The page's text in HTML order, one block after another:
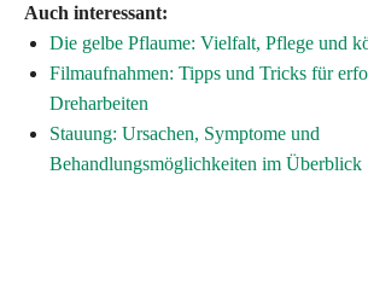
Auch interessant:
Die gelbe Pflaume: Vielfalt, Pflege und
Filmaufnahmen: Tipps und Tricks für
Dreharbeiten
Stauung: Ursachen, Symptome und
Behandlungsmöglichkeiten im Überblick